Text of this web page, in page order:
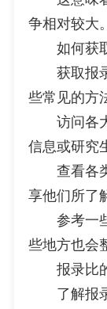
争相对较大
如何获
获取报
些常见的方
访问各
信息或研究
查看各
享他们所了
参考一
些地方也会
报录比
了解报